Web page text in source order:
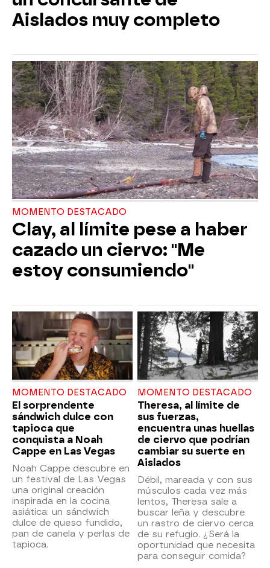
Aislados muy completo
MOMENTO DESTACADO
Clay, al límite pese a haber
cazado un ciervo: "Me
estoy consumiendo"
MOMENTO DESTACADO
El sorprendente
sándwich dulce con
tapioca que
conquista a Noah
Cappe en Las Vegas
Noah Cappe descubre en
un festival de Las Vegas
una original creación
inspirada en la cocina
asiática: un sándwich
dulce de queso fundido,
pan de canela y perlas de
tapioca.
MOMENTO DESTACADO
Theresa, al límite de
sus fuerzas,
encuentra unas huellas
de ciervo que podrían
cambiar su suerte en
Aislados
Débil, mareada y con sus
músculos cada vez más
lentos, Theresa sale a
buscar leña y descubre
un rastro de ciervo cerca
de su refugio. ¿Será la
oportunidad que necesita
para conseguir comida?